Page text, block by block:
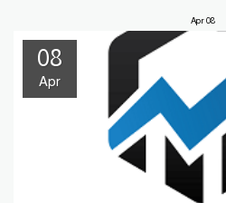
08
Apr
08
Apr